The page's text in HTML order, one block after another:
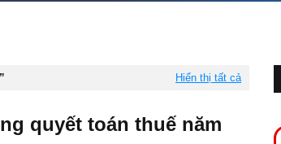
Hiển thị tất cả
quyết toán thuế năm